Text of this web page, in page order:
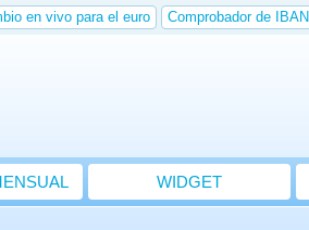
en vivo para el euro Comprobador de IBAN
WIDGET